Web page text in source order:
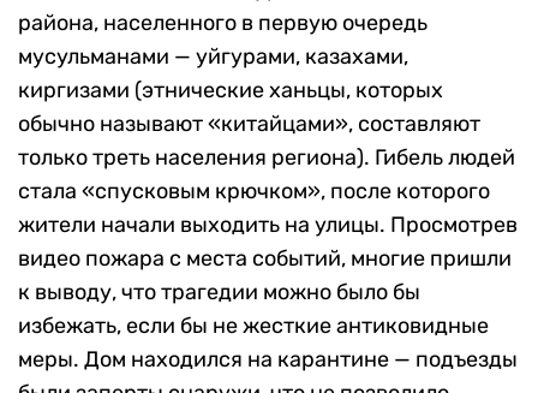
района, населенного в первую очередь
мусульманами — уйгурами, казахами,
киргизами (этнические ханьцы, которых
обычно называют «китайцами», составляют
только треть населения региона). Гибель людей
стала «спусковым крючком», после которого
жители начали выходить на улицы. Просмотрев
видео пожара с места событий, многие пришли
к выводу, что трагедии можно было бы
избежать, если бы не жесткие антиковидные
меры. Дом находился на карантине — подъезды